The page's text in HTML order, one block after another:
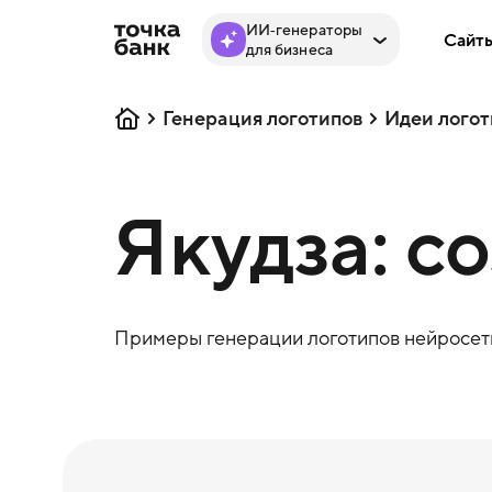
ИИ‑генераторы
для бизнеса
Генерация логотипов Идеи
Якудза:
Примеры генерации логотипов